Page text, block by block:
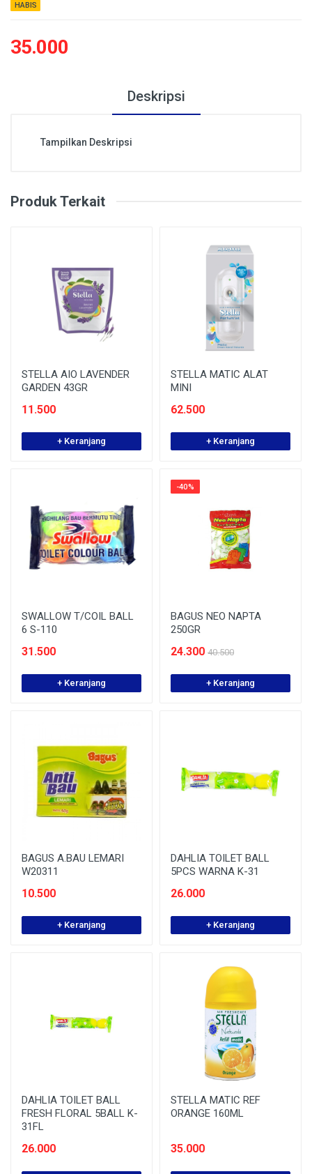
HABIS
35.000
Deskripsi
Tampilkan Deskripsi
Produk Terkait
STELLA AIO LAVENDER
GARDEN 43GR
11.500
+ Keranjang
STELLA MATIC ALAT
MINI
62.500
+ Keranjang
SWALLOW T/COIL BALL
6 S-110
31.500
+ Keranjang
-40%
BAGUS NEO NAPTA
250GR
24.300 40.500
+ Keranjang
BAGUS A.BAU LEMARI
W20311
10.500
+ Keranjang
DAHLIA TOILET BALL
5PCS WARNA K-31
26.000
+ Keranjang
DAHLIA TOILET BALL
FRESH FLORAL 5BALL K-
31FL
26.000
STELLA MATIC REF
ORANGE 160ML
35.000